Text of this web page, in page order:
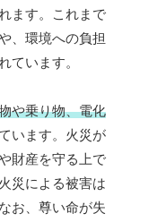
ます。これまで
、環境への負担
ています。
や乗り物、電化
います。火災が
財産を守る上で
災による被害は
お、尊い命が失